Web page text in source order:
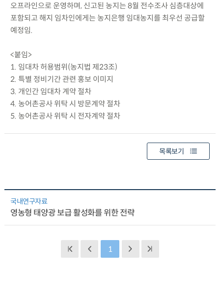
오프라인으로 운영하며, 신고된 농지는 8월 전수조사 심층대상에
포함되고 해지 임차인에게는 농지은행 임대농지를 최우선 공급할
예정임.
<붙임>
1. 임대차 허용범위(농지법 제23조)
2. 특별 정비기간 관련 홍보 이미지
3. 개인간 임대차 계약 절차
4. 농어촌공사 위탁 시 방문계약 절차
5. 농어촌공사 위탁 시 전자계약 절차
목록보기
국내연구자료
영농형 태양광 보급 활성화를 위한 전략
1